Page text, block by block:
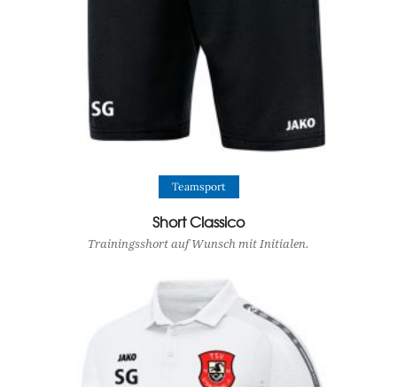
View Product
Teamsport
Short Classico
Trainingsshort auf Wunsch mit Initialen.